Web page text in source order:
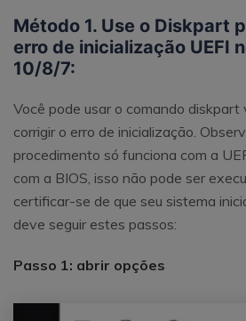
Método 1. Use o Diskpart
erro de inicialização UEFI
10/8/7:
Você pode usar o comando
corrigir o erro de inicialização.
procedimento só funciona com a
com a BIOS, isso não pode ser
certificar-se de que seu sistema
deve seguir estes passos:
Passo 1: abrir opções